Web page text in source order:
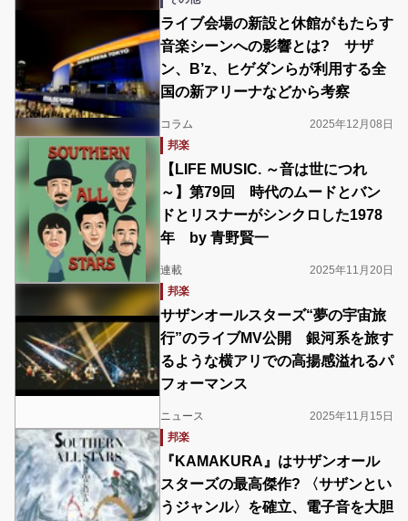
ライブ会場の新設と休館がもたらす
音楽シーンへの影響とは? サザ
ン、B’z、ヒゲダンらが利用する全
国の新アリーナなどから考察
コラム
2025年12月08日
邦楽
【LIFE MUSIC. ～音は世につれ
～】第79回 時代のムードとバン
ドとリスナーがシンクロした1978
年 by 青野賢一
連載
2025年11月20日
邦楽
サザンオールスターズ“夢の宇宙旅
行”のライブMV公開 銀河系を旅す
るような横アリでの高揚感溢れるパ
フォーマンス
ニュース
2025年11月15日
邦楽
『KAMAKURA』はサザンオール
スターズの最高傑作? 〈サザンとい
うジャンル〉を確立、電子音を大胆